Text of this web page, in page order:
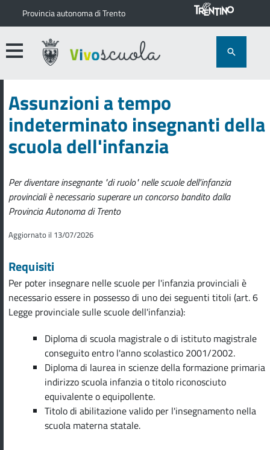
Provincia autonoma di Trento
Assunzioni a tempo
indeterminato insegnanti della
scuola dell'infanzia
Per diventare insegnante "di ruolo" nelle scuole dell'infanzia
provinciali è necessario superare un concorso bandito dalla
Provincia Autonoma di Trento
Aggiornato il 13/07/2026
Requisiti
Per poter insegnare nelle scuole per l'infanzia provinciali è
necessario essere in possesso di uno dei seguenti titoli (art. 6
Legge provinciale sulle scuole dell'infanzia):
Diploma di scuola magistrale o di istituto magistrale
conseguito entro l'anno scolastico 2001/2002.
Diploma di laurea in scienze della formazione primaria
indirizzo scuola infanzia o titolo riconosciuto
equivalente o equipollente.
Titolo di abilitazione valido per l'insegnamento nella
scuola materna statale.